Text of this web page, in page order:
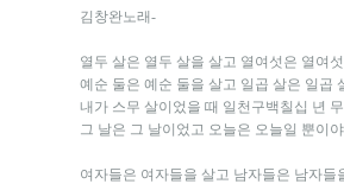
김창완노래-
열두 살은 열두 살을 살고 열여섯은 열여
예순 둘은 예순 둘을 살고 일곱 살은 일곱
내가 스무 살이었을 때 일천구백칠십 년
그 날은 그 날이었고 오늘은 오늘일 뿐이야
여자들은 여자들을 살고 남자들은 남자들